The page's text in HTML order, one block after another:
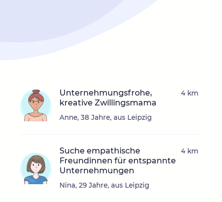
Unternehmungsfrohe,
kreative Zwillingsmama
Anne, 38 Jahre, aus Leipzig
4 km
Suche empathische
Freundinnen für entspannte
Unternehmungen
Nina, 29 Jahre, aus Leipzig
4 km